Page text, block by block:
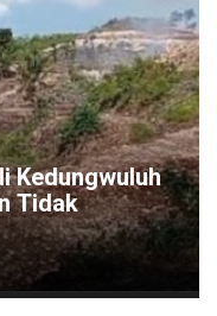
Kedungwuluh
Tidak